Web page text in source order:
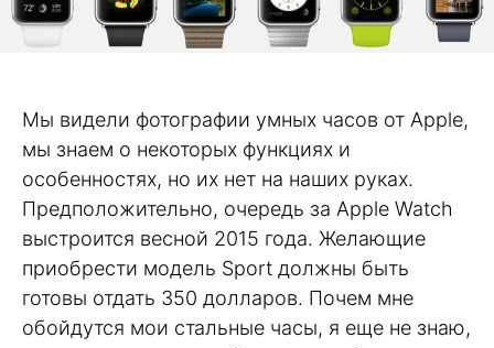
Мы видели фотографии умных часов от Apple,
мы знаем о некоторых функциях и
особенностях, но их нет на наших руках.
Предположительно, очередь за Apple Watch
выстроится весной 2015 года. Желающие
приобрести модель Sport должны быть
готовы отдать 350 долларов. Почем мне
обойдутся мои стальные часы, я еще не знаю,